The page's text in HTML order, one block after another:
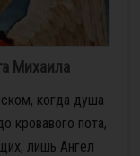
Михаила
когда душа
кровавого пота,
лишь Ангел